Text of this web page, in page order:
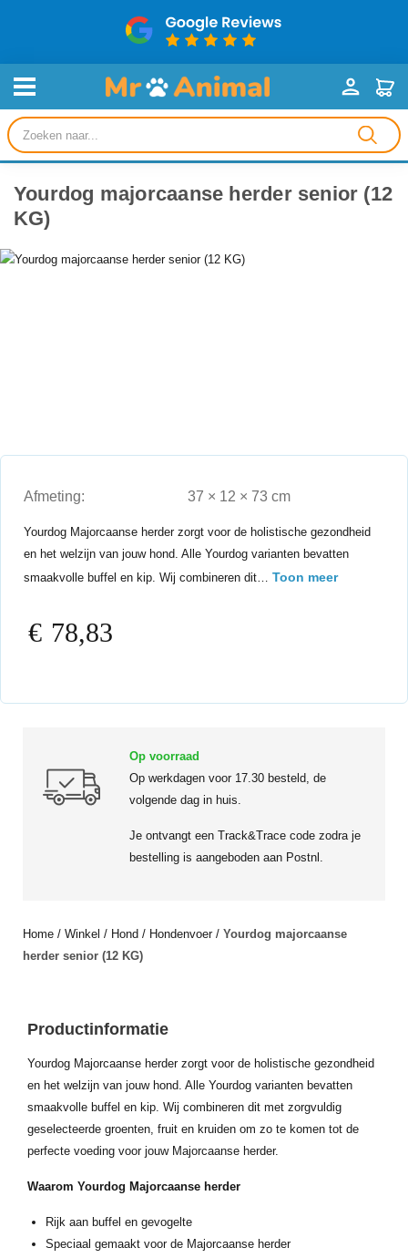
Producten
zoeken
Yourdog majorcaanse herder senior (12
KG)
Afmeting: 37 × 12 × 73 cm
Yourdog Majorcaanse herder zorgt voor de holistische gezondheid
en het welzijn van jouw hond. Alle Yourdog varianten bevatten
smaakvolle buffel en kip. Wij combineren dit… Toon meer
€ 78,83
Op voorraad
Op werkdagen voor 17.30 besteld, de
volgende dag in huis.
Je ontvangt een Track&Trace code zodra je
bestelling is aangeboden aan Postnl.
Home / Winkel / Hond / Hondenvoer/ Yourdog majorcaanse
herder senior (12 KG)
Productinformatie
Yourdog Majorcaanse herder zorgt voor de holistische gezondheid
en het welzijn van jouw hond. Alle Yourdog varianten bevatten
smaakvolle buffel en kip. Wij combineren dit met zorgvuldig
geselecteerde groenten, fruit en kruiden om zo te komen tot de
perfecte voeding voor jouw Majorcaanse herder.
Waarom Yourdog Majorcaanse herder
Rijk aan buffel en gevogelte
Speciaal gemaakt voor de Majorcaanse herder